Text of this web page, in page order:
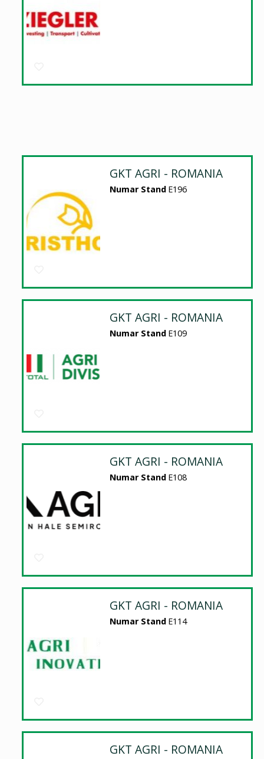
GKT AGRI - ROMANIA
Numar Stand E196
GKT AGRI - ROMANIA
Numar Stand E109
GKT AGRI - ROMANIA
Numar Stand E108
GKT AGRI - ROMANIA
Numar Stand E114
GKT AGRI - ROMANIA